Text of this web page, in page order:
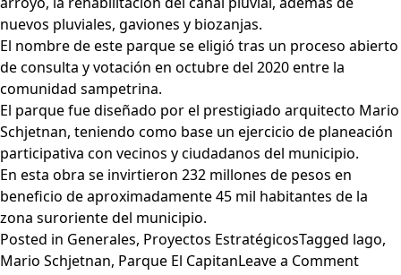
nuevos pluviales, gaviones y biozanjas.
El nombre de este parque se eligió tras un proceso abierto
de consulta y votación en octubre del 2020 entre la
comunidad sampetrina.
El parque fue diseñado por el prestigiado arquitecto Mario
Schjetnan, teniendo como base un ejercicio de planeación
participativa con vecinos y ciudadanos del municipio.
En esta obra se invirtieron 232 millones de pesos en
beneficio de aproximadamente 45 mil habitantes de la
zona suroriente del municipio.
Posted in Generales, Proyectos EstratégicosTagged lago,
Mario Schjetnan, Parque El CapitanLeave a Commenton